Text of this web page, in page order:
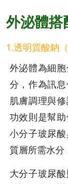
外泌體搭
1.透明質酸鈉（
外泌體為細
分，作為訊
肌膚調理與
功效則是幫
小分子玻尿
質層所需水分
大分子玻尿